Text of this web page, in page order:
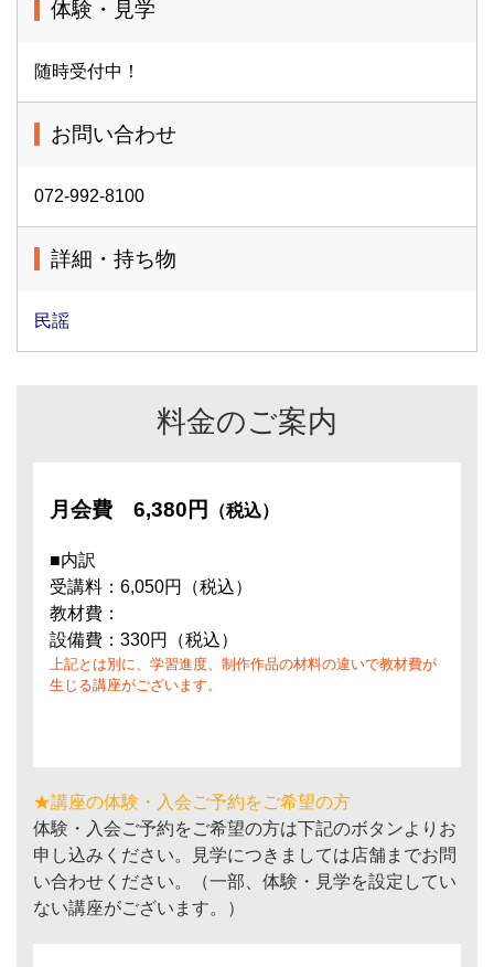
体験・見学
随時受付中！
お問い合わせ
072-992-8100
詳細・持ち物
民謡
料金のご案内
月会費 6,380円 （税込）
■内訳
受講料：6,050円（税込）
教材費：
設備費：330円（税込）
上記とは別に、学習進度、制作作品の材料の違いで教材費が
生じる講座がございます。
★講座の体験・入会ご予約をご希望の方
体験・入会ご予約をご希望の方は下記のボタンよりお
申し込みください。見学につきましては店舗までお問
い合わせください。（一部、体験・見学を設定してい
ない講座がございます。）